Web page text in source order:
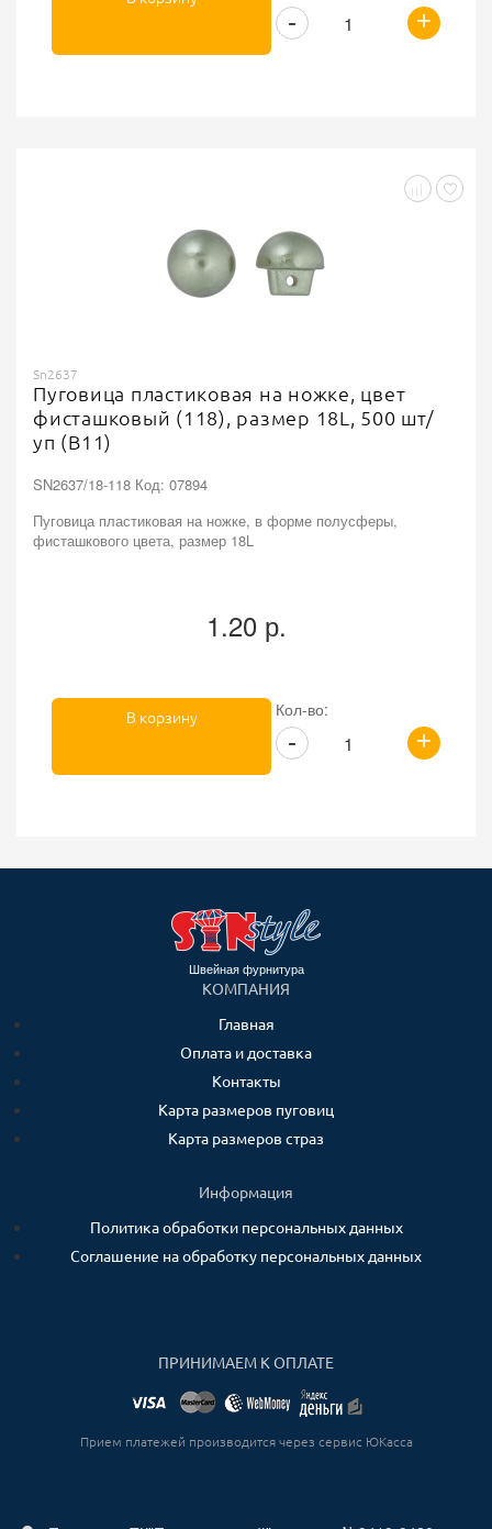
+
-
Sn2637
Пуговица пластиковая на ножке, цвет
фисташковый (118), размер 18L, 500 шт/
уп (B11)
SN2637/18-118 Код: 07894
Пуговица пластиковая на ножке, в форме полусферы,
фисташкового цвета, размер 18L
1.20 р.
Кол-во:
+
-
В корзину
Швейная фурнитура
КОМПАНИЯ
Главная
Оплата и доставка
Контакты
Карта размеров пуговиц
Карта размеров страз
Информация
Политика обработки персональных данных
Соглашение на обработку персональных данных
ПРИНИМАЕМ К ОПЛАТЕ
Прием платежей производится через сервис ЮКасса